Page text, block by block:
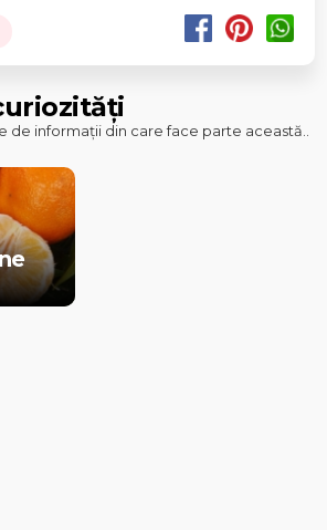
informații din care face parte această..